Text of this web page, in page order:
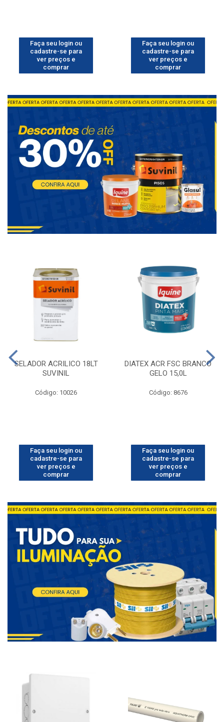
Faça seu login ou
cadastre-se para
ver preços e
comprar
Faça seu login ou
cadastre-se para
ver preços e
comprar
SELADOR ACRILICO 18LT
SUVINIL
Código: 10026
Faça seu login ou
cadastre-se para
ver preços e
comprar
DIATEX ACR FSC BRANCO
GELO 15,0L
Código: 8676
Faça seu login ou
cadastre-se para
ver preços e
comprar